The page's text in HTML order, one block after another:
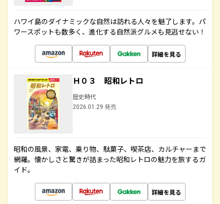
ハワイ島のダイナミックな自然は訪れる人々を魅了します。パ
ワースポットも数多く、進化する自然派グルメも見逃せない！
詳細を見る
Ｈ０３ 昭和レトロ
歴史時代
2026.01.29 発売
昭和の風景、家電、乗り物、駄菓子、喫茶店、カルチャーまで
網羅。懐かしさと驚きが詰まった昭和レトロの魅力を旅するガ
イド。
詳細を見る